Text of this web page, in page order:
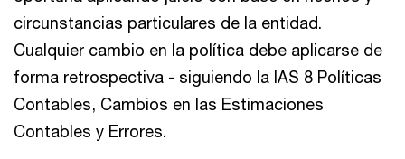
circunstancias particulares de la entidad.
Cualquier cambio en la política debe aplicarse de
forma retrospectiva - siguiendo la IAS 8 Políticas
Contables, Cambios en las Estimaciones
Contables y Errores.